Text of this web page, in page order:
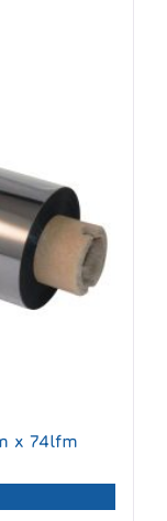
x 74lfm